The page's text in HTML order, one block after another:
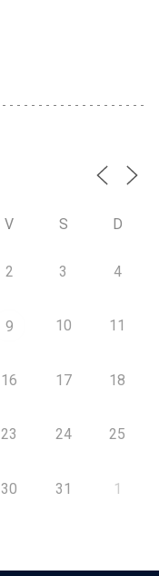
V S D
2 3 4
9 10 11
16 17 18
23 24 25
30 31 1